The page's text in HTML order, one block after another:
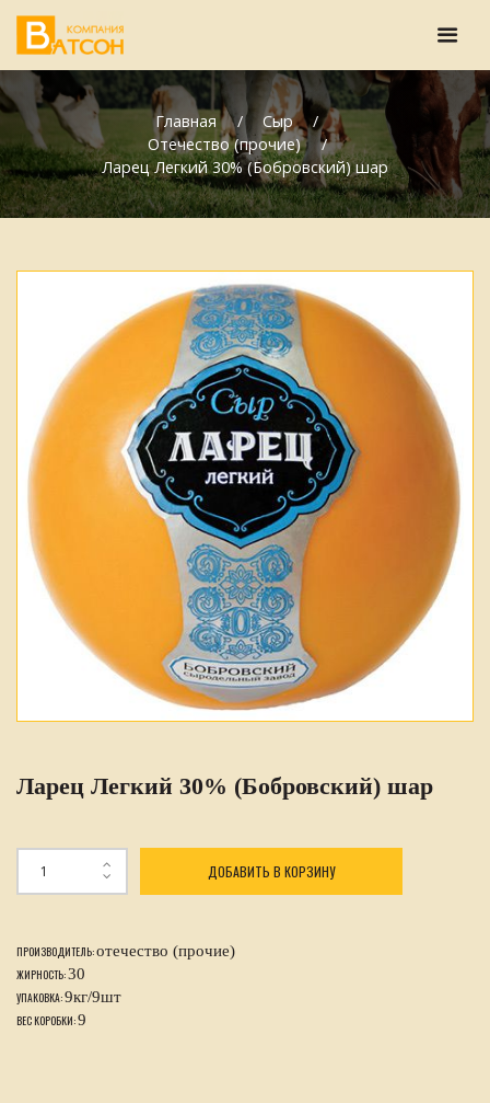
Главная
Сыр
Отечество (прочие)
Ларец Легкий 30% (Бобровский) шар
Ларец Легкий 30% (Бобровский) шар
ДОБАВИТЬ В КОРЗИНУ
ПРОИЗВОДИТЕЛЬ:отечество (прочие)
ЖИРНОСТЬ:30
УПАКОВКА:9кг/9шт
ВЕС КОРОБКИ:9